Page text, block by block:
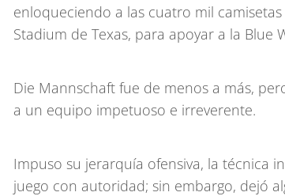
enloqueciendo a las cuatro mil
Stadium de Texas, para apoyar a la Blue
Die Mannschaft fue de menos a más,
a un equipo impetuoso e irreverente.
Impuso su jerarquía ofensiva, la técnica
juego con autoridad; sin embargo, dejó